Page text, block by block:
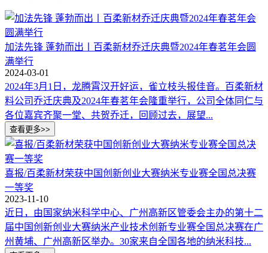
加法先锋 蓬勃而出丨百柔新材乔迁庆典暨2024年春茗年会圆
满举行
2024-03-01
2024年3月1日，龙腾霄汉开好运，雀立枝头报佳音。百柔新材
料公司乔迁庆典及2024年春茗年会隆重举行，公司全体同仁与
各位嘉宾齐聚一堂、共贺乔迁，回顾过去，展望...
喜报/百柔新材荣获中国创新创业大赛纳米专业赛全国总决赛
一等奖
2023-11-10
近日，由国家纳米科学中心、广州高新区管委会主办的第十二
届中国创新创业大赛纳米产业技术创新专业赛全国总决赛在广
州黄埔、广州高新区举办。30家来自全国各地的纳米科技...